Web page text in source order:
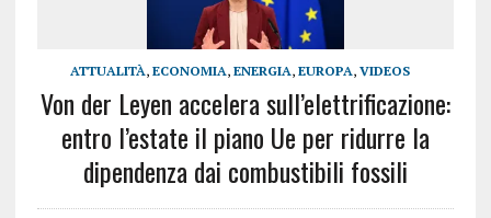
ATTUALITÀ, ECONOMIA, ENERGIA, EUROPA, VIDEOS
Von der Leyen accelera sull’elettrificazione:
entro l’estate il piano Ue per ridurre la
dipendenza dai combustibili fossili